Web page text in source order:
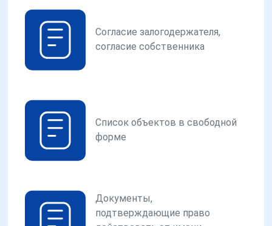
Согласие залогодержателя,
согласие собственника
Список объектов в свободной
форме
Документы,
подтверждающие право